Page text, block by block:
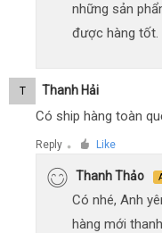
những sản
được hàng tốt.
T Thanh Hải
Có ship hàng toàn
Reply ● Like
Thanh Thảo
Có nhé, Anh
hàng mới